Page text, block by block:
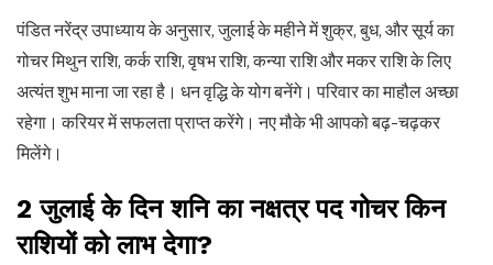
पंडित नरेंद्र उपाध्याय के अनुसार, जुलाई के महीने में शुक्र, बुध, और सूर्य का
गोचर मिथुन राशि, कर्क राशि, वृषभ राशि, कन्या राशि और मकर राशि के लिए
अत्यंत शुभ माना जा रहा है। धन वृद्धि के योग बनेंगे। परिवार का माहौल अच्छा
रहेगा। करियर में सफलता प्राप्त करेंगे। नए मौके भी आपको बढ़-चढ़कर
मिलेंगे।
2 जुलाई के दिन शनि का नक्षत्र पद गोचर किन
राशियों को लाभ देगा?